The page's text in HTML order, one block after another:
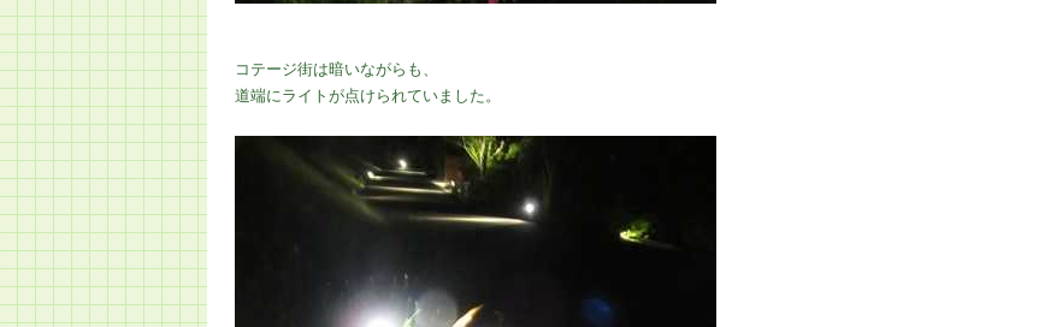
コテージ街は暗いながらも、
道端にライトが点けられていました。